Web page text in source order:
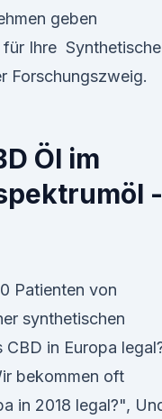
geben
für Ihre Synthetische
Forschungszweig.
Öl im
-
Patienten von
synthetischen
in Europa
bekommen oft
in 2018 legal?",